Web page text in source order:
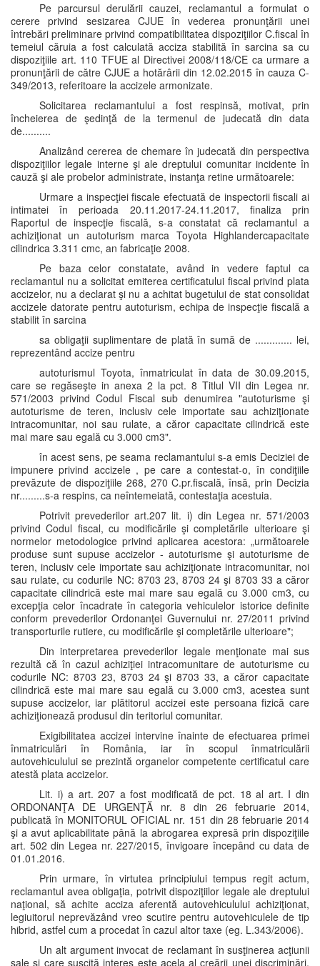
Pe parcursul derulării cauzei, reclamantul a formulat o
cerere privind sesizarea CJUE în vederea pronunţării unei
întrebări preliminare privind compatibilitatea dispoziţiilor C.fiscal în
temeiul căruia a fost calculată acciza stabilită în sarcina sa cu
dispoziţiile art. 110 TFUE al Directivei 2008/118/CE ca urmare a
pronunţării de către CJUE a hotărârii din 12.02.2015 în cauza C-
349/2013, referitoare la accizele armonizate.
Solicitarea reclamantului a fost respinsă, motivat, prin
încheierea de şedinţă de la termenul de judecată din data
de..........
Analizând cererea de chemare în judecată din perspectiva
dispoziţiilor legale interne şi ale dreptului comunitar incidente în
cauză şi ale probelor administrate, instanţa retine următoarele:
Urmare a inspecţiei fiscale efectuată de inspectorii fiscali ai
intimatei în perioada 20.11.2017-24.11.2017, finaliza prin
Raportul de inspecţie fiscală, s-a constatat că reclamantul a
achiziţionat un autoturism marca Toyota Highlandercapacitate
cilindrica 3.311 cmc, an fabricaţie 2008.
Pe baza celor constatate, având in vedere faptul ca
reclamantul nu a solicitat emiterea certificatului fiscal privind plata
accizelor, nu a declarat şi nu a achitat bugetului de stat consolidat
accizele datorate pentru autoturism, echipa de inspecţie fiscală a
stabilit în sarcina
sa obligaţii suplimentare de plată în sumă de ............. lei,
reprezentând accize pentru
autoturismul Toyota, înmatriculat în data de 30.09.2015,
care se regăseşte in anexa 2 la pct. 8 Titlul VII din Legea nr.
571/2003 privind Codul Fiscal sub denumirea "autoturisme şi
autoturisme de teren, inclusiv cele importate sau achiziţionate
intracomunitar, noi sau rulate, a căror capacitate cilindrică este
mai mare sau egală cu 3.000 cm3".
în acest sens, pe seama reclamantului s-a emis Deciziei de
impunere privind accizele , pe care a contestat-o, în condiţiile
prevăzute de dispoziţiile 268, 270 C.pr.fiscală, însă, prin Decizia
nr.........s-a respins, ca neîntemeiată, contestaţia acestuia.
Potrivit prevederilor art.207 lit. i) din Legea nr. 571/2003
privind Codul fiscal, cu modificările şi completările ulterioare şi
normelor metodologice privind aplicarea acestora: „următoarele
produse sunt supuse accizelor - autoturisme şi autoturisme de
teren, inclusiv cele importate sau achiziţionate intracomunitar, noi
sau rulate, cu codurile NC: 8703 23, 8703 24 şi 8703 33 a căror
capacitate cilindrică este mai mare sau egală cu 3.000 cm3, cu
excepţia celor încadrate în categoria vehiculelor istorice definite
conform prevederilor Ordonanţei Guvernului nr. 27/2011 privind
transporturile rutiere, cu modificările şi completările ulterioare";
Din interpretarea prevederilor legale menţionate mai sus
rezultă că în cazul achiziţiei intracomunitare de autoturisme cu
codurile NC: 8703 23, 8703 24 şi 8703 33, a căror capacitate
cilindrică este mai mare sau egală cu 3.000 cm3, acestea sunt
supuse accizelor, iar plătitorul accizei este persoana fizică care
achiziţionează produsul din teritoriul comunitar.
Exigibilitatea accizei intervine înainte de efectuarea primei
înmatriculări în România, iar în scopul înmatriculării
autovehiculului se prezintă organelor competente certificatul care
atestă plata accizelor.
Lit. i) a art. 207 a fost modificată de pct. 18 al art. I din
ORDONANŢA DE URGENŢĂ nr. 8 din 26 februarie 2014,
publicată în MONITORUL OFICIAL nr. 151 din 28 februarie 2014
şi a avut aplicabilitate până la abrogarea expresă prin dispoziţiile
art. 502 din Legea nr. 227/2015, învigoare începând cu data de
01.01.2016.
Prin urmare, în virtutea principiului tempus regit actum,
reclamantul avea obligaţia, potrivit dispoziţiilor legale ale dreptului
naţional, să achite acciza aferentă autovehiculului achiziţionat,
legiuitorul neprevăzând vreo scutire pentru autovehiculele de tip
hibrid, astfel cum a procedat în cazul altor taxe (eg. L.343/2006).
Un alt argument invocat de reclamant în susţinerea acţiunii
sale şi care suscită interes este acela al creării unei discriminări,